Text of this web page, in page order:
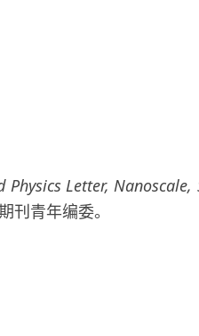
Physics Letter,
刊青年编委。